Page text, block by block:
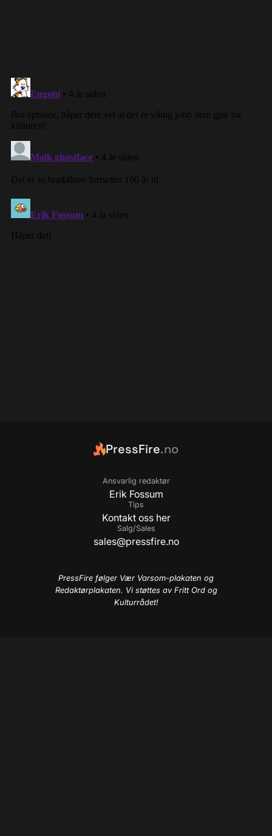
PressFire.no
Ansvarlig redaktør
Erik Fossum
Tips
Kontakt oss her
Salg/Sales
sales@pressfire.no
PressFire følger Vær Varsom-plakaten og
Redaktørplakaten. Vi støttes av Fritt Ord og
Kulturrådet!